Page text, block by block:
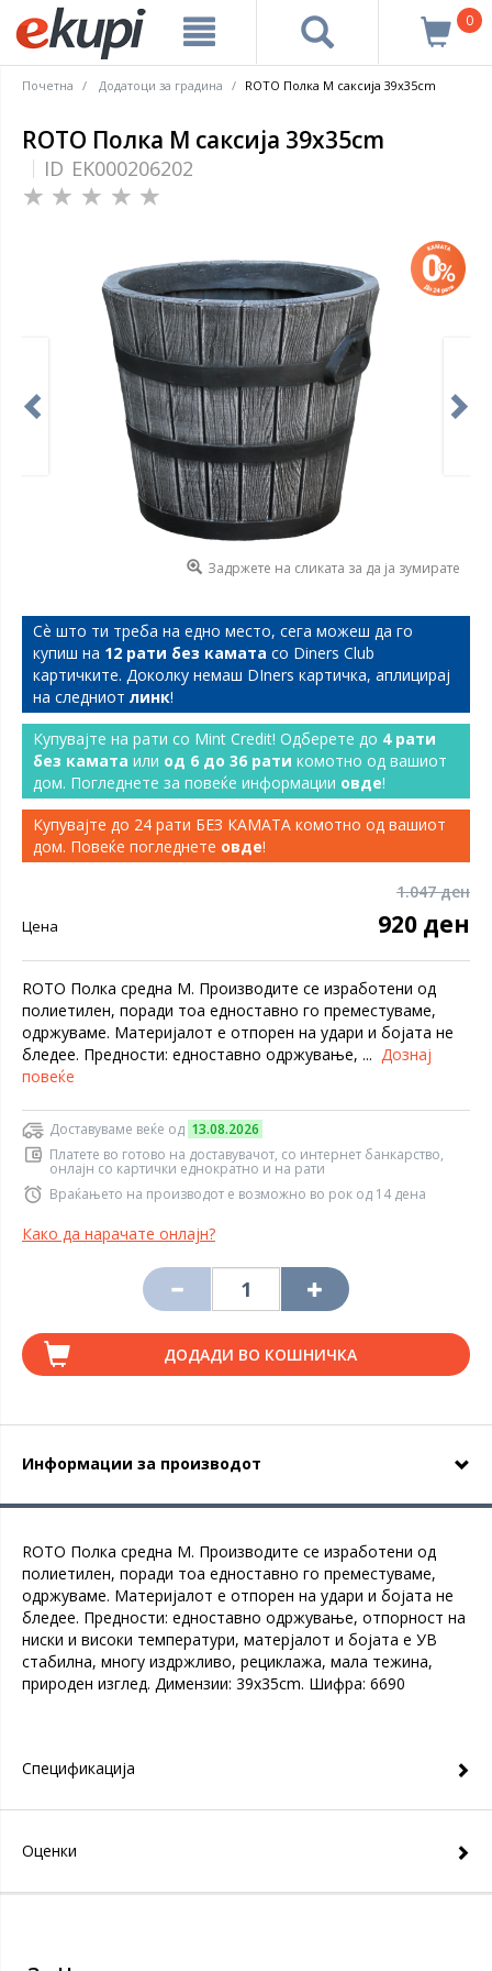
0
Почетна Додатоци за градина ROTO Полка M саксија 39x35cm
ROTO Полка M саксија 39x35cm
ID EK000206202
Задржете на сликата за да ја зумирате
Сѐ што ти треба на едно место, сега можеш да го
купиш на 12 рати без камата со Diners Club
картичките. Доколку немаш DIners картичка, аплицирај
на следниот линк!
Купувајте на рати со Mint Credit! Одберете до 4 рати
без камата или од 6 до 36 рати комотно од вашиот
дом. Погледнете за повеќе информации овде!
Купувајте до 24 рати БЕЗ КАМАТА комотно од вашиот
дом. Повеќе погледнете овде!
1.047 ден
Цена 920 ден
ROTO Полка средна M. Производите се изработени од
полиетилен, поради тоа едноставно го преместуваме,
одржуваме. Материјалот е отпорен на удари и бојата не
бледее. Предности: едноставно одржување, ... Дознај
повеќе
Доставуваме веќе од 13.08.2026
Платете во готово на доставувачот, со интернет банкарство,
онлајн со картички еднократно и на рати
Враќањето на производот е возможно во рок од 14 дена
Како да нарачате онлајн?
ДОДАДИ ВО КОШНИЧКА
Информации за производот
ROTO Полка средна M. Производите се изработени од
полиетилен, поради тоа едноставно го преместуваме,
одржуваме. Материјалот е отпорен на удари и бојата не
бледее. Предности: едноставно одржување, отпорност на
ниски и високи температури, матерјалот и бојата е УВ
стабилна, многу издржливо, рециклажа, мала тежина,
природен изглед. Димензии: 39x35cm. Шифра: 6690
Спецификација
Оценки